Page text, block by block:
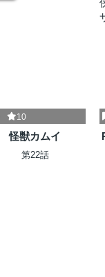
10
怪獣カムイ
第22話